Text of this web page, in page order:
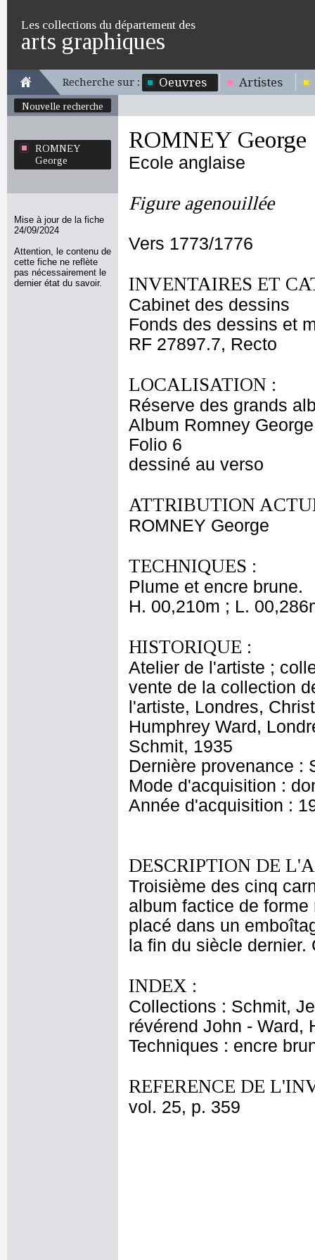
Les collections du département des
arts graphiques
Recherche sur : Oeuvres Artistes
Nouvelle recherche
ROMNEY
George
Mise à jour de la fiche
24/09/2024
Attention, le contenu de
cette fiche ne reflète
pas nécessairement le
dernier état du savoir.
ROMNEY George
Ecole anglaise
Figure agenouillée
Vers 1773/1776
INVENTAIRES ET
Cabinet des dessins
Fonds des dessins et
RF 27897.7, Recto
LOCALISATION :
Réserve des grands
Album Romney
Folio 6
dessiné au verso
ATTRIBUTION
ROMNEY George
TECHNIQUES :
Plume et encre brune.
H. 00,210m ; L.
HISTORIQUE :
Atelier de l'artiste ;
vente de la collection
l'artiste, Londres,
Humphrey Ward,
Schmit, 1935
Dernière provenance :
Mode d'acquisition :
Année d'acquisition :
DESCRIPTION DE
Troisième des cinq
album factice de
placé dans un
la fin du siècle
INDEX :
Collections : Schmit,
révérend John - Ward,
Techniques : encre
REFERENCE DE
vol. 25, p. 359